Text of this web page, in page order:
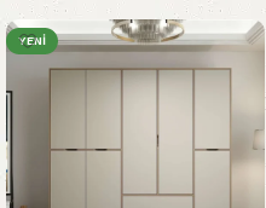
YENI